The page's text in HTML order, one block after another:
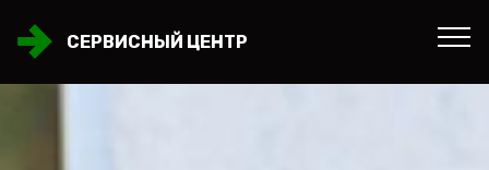
СЕРВИСНЫЙ ЦЕНТР